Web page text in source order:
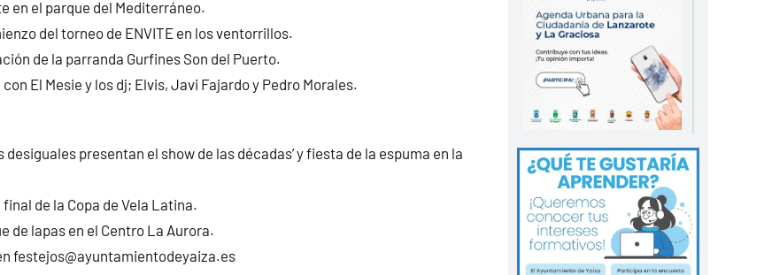
en el parque del Mediterráneo.
del torneo de ENVITE en los ventorrillos.
de la parranda Gurfines Son del Puerto.
El Mesie y los dj; Elvis, Javi Fajardo y Pedro Morales.
desiguales presentan el show de las décadas’ y fiesta de la espuma en la
de la Copa de Vela Latina.
de lapas en el Centro La Aurora.
festejos@ayuntamientodeyaiza.es